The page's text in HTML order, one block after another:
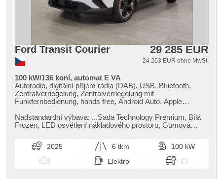
Ford Transit Courier 29 285 EUR
24 203 EUR ohne MwSt.
100 kW/136 koní, automat E VA
Autoradio, digitální příjem rádia (DAB), USB, Bluetooth,
Zentralverriegelung, Zentralverriegelung mit
Funkfernbedienung, hands free, Android Auto, Apple
Seitenscheiben, El. Spiegel, El. Klappspiegel, beheizte
Spiegel, beheizte Frontscheibe, Nebelscheinwerfer, autom.
rezervní kolo, Klimaautomatik, LED denní svícení, beheizte
Sitze, automatické přepínání dálkových světel, Ausziehbare
Kopflehnen, Positionssitze, Lenkrad einstellbar,
Multifunktionslenkrad, beheizte Lenkrad, 6x Airbag,
Nadstandardní výbava: ...Sada Technology Premium,​ Bílá
Frozen,​ LED osvětlení nákladového prostoru,​ Gumová
2025 6 tkm
100 kW
Elektro